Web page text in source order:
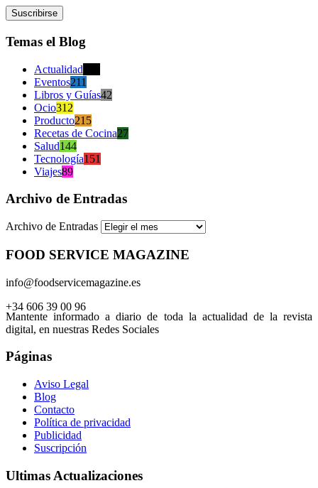
Temas el Blog
Actualidad
Eventos211
Libros y Guías42
Ocio312
Producto215
Recetas de Cocina27
Salud144
Tecnología151
Viajes89
Archivo de Entradas
Archivo de Entradas
FOOD SERVICE MAGAZINE
info@foodservicemagazine.es
+34 606 39 00 96
Mantente informado a diario de toda la actualidad de la revista
digital, en nuestras Redes Sociales
Páginas
Aviso Legal
Blog
Contacto
Política de privacidad
Publicidad
Suscripción
Ultimas Actualizaciones